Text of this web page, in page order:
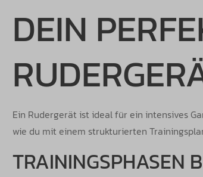
DEIN
Ein Rudergerät ist ideal für ein intensives
wie du mit einem strukturierten
TRAININGSPHASEN